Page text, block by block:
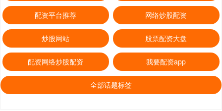
配资平台推荐 网络炒股配资
炒股网站 股票配资大盘
配资网络炒股配资 我要配资app
全部话题标签